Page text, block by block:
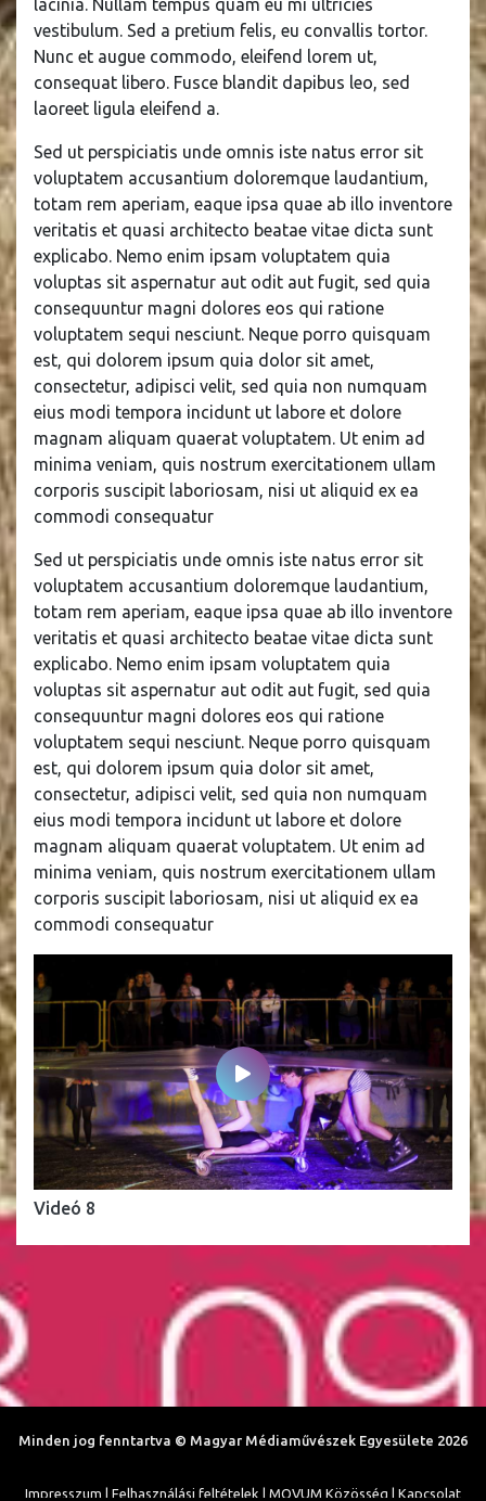
lacinia. Nullam tempus quam eu mi ultricies
vestibulum. Sed a pretium felis, eu convallis tortor.
Nunc et augue commodo, eleifend lorem ut,
consequat libero. Fusce blandit dapibus leo, sed
laoreet ligula eleifend a.
Sed ut perspiciatis unde omnis iste natus error sit
voluptatem accusantium doloremque laudantium,
totam rem aperiam, eaque ipsa quae ab illo inventore
veritatis et quasi architecto beatae vitae dicta sunt
explicabo. Nemo enim ipsam voluptatem quia
voluptas sit aspernatur aut odit aut fugit, sed quia
consequuntur magni dolores eos qui ratione
voluptatem sequi nesciunt. Neque porro quisquam
est, qui dolorem ipsum quia dolor sit amet,
consectetur, adipisci velit, sed quia non numquam
eius modi tempora incidunt ut labore et dolore
magnam aliquam quaerat voluptatem. Ut enim ad
minima veniam, quis nostrum exercitationem ullam
corporis suscipit laboriosam, nisi ut aliquid ex ea
commodi consequatur
Sed ut perspiciatis unde omnis iste natus error sit
voluptatem accusantium doloremque laudantium,
totam rem aperiam, eaque ipsa quae ab illo inventore
veritatis et quasi architecto beatae vitae dicta sunt
explicabo. Nemo enim ipsam voluptatem quia
voluptas sit aspernatur aut odit aut fugit, sed quia
consequuntur magni dolores eos qui ratione
voluptatem sequi nesciunt. Neque porro quisquam
est, qui dolorem ipsum quia dolor sit amet,
consectetur, adipisci velit, sed quia non numquam
eius modi tempora incidunt ut labore et dolore
magnam aliquam quaerat voluptatem. Ut enim ad
minima veniam, quis nostrum exercitationem ullam
corporis suscipit laboriosam, nisi ut aliquid ex ea
commodi consequatur
Videó 8
Minden jog fenntartva © Magyar Médiaművészek Egyesülete 2026
Impresszum | Felhasználási feltételek | MOVUM Közösség | Kapcsolat